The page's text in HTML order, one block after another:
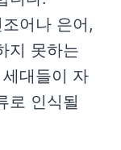
어나 은어,
지 못하는
대들이 자
로 인식될